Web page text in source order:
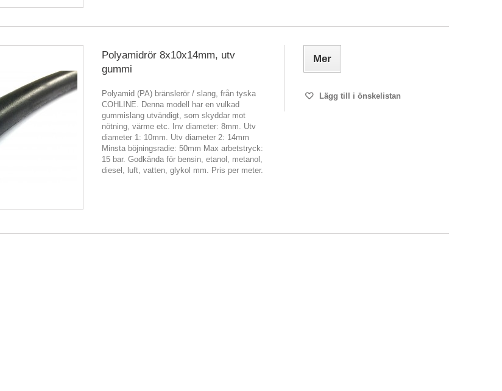
Polyamidrör 8x10x14mm, utv
gummi
Polyamid (PA) bränslerör / slang, från tyska
COHLINE. Denna modell har en vulkad
gummislang utvändigt, som skyddar mot
nötning, värme etc. Inv diameter: 8mm. Utv
diameter 1: 10mm. Utv diameter 2: 14mm
Minsta böjningsradie: 50mm Max arbetstryck:
15 bar. Godkända för bensin, etanol, metanol,
diesel, luft, vatten, glykol mm. Pris per meter.
Mer
Lägg till i önskelistan